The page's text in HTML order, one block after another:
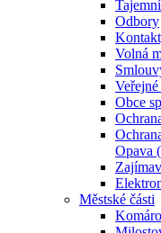
Odbory
Volná
Obce
Opava
Městské části